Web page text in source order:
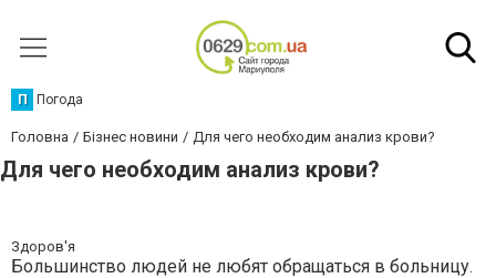
П Погода
Головна Бізнес новини Для чего необходим анализ крови?
Для чего необходим анализ крови?
Здоров'я
Большинство людей не любят обращаться в больницу.